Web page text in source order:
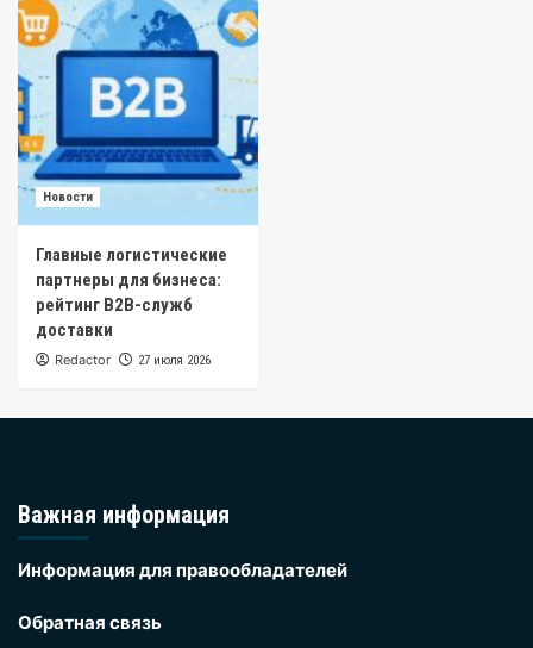
Новости
Главные логистические
партнеры для бизнеса:
рейтинг B2B-служб
доставки
Redactor 27 июля 2026
Важная информация
Информация для правообладателей
Обратная связь